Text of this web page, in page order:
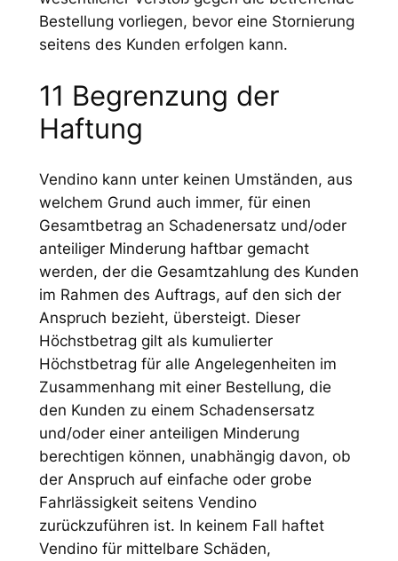
Bestellung vorliegen, bevor eine Stornierung
seitens des Kunden erfolgen kann.
11 Begrenzung der
Haftung
Vendino kann unter keinen Umständen, aus
welchem Grund auch immer, für einen
Gesamtbetrag an Schadenersatz und/oder
anteiliger Minderung haftbar gemacht
werden, der die Gesamtzahlung des Kunden
im Rahmen des Auftrags, auf den sich der
Anspruch bezieht, übersteigt. Dieser
Höchstbetrag gilt als kumulierter
Höchstbetrag für alle Angelegenheiten im
Zusammenhang mit einer Bestellung, die
den Kunden zu einem Schadensersatz
und/oder einer anteiligen Minderung
berechtigen können, unabhängig davon, ob
der Anspruch auf einfache oder grobe
Fahrlässigkeit seitens Vendino
zurückzuführen ist. In keinem Fall haftet
Vendino für mittelbare Schäden,